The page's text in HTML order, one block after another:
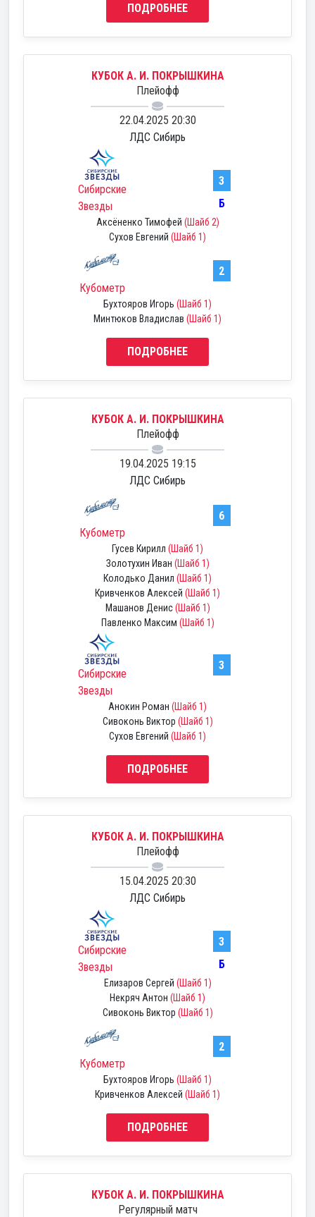
ПОДРОБНЕЕ
Сибирские
Звезды
3
Б
Аксёненко Тимофей (Шайб 2)
Сухов Евгений (Шайб 1)
КУБОК А. И. ПОКРЫШКИНА
Плейофф
22.04.2025 20:30
ЛДС Сибирь
2
Кубометр
Бухтояров Игорь (Шайб 1)
Минтюков Владислав (Шайб 1)
ПОДРОБНЕЕ
Кубометр
6
Гусев Кирилл (Шайб 1)
Золотухин Иван (Шайб 1)
Колодько Данил (Шайб 1)
Кривченков Алексей (Шайб 1)
Машанов Денис(Шайб 1)
Павленко Максим (Шайб 1)
КУБОК А. И. ПОКРЫШКИНА
Плейофф
19.04.2025 19:15
ЛДС Сибирь
3
Сибирские
Звезды
Анокин Роман (Шайб 1)
Сивоконь Виктор (Шайб 1)
Сухов Евгений (Шайб 1)
ПОДРОБНЕЕ
Сибирские
Звезды
3
Б
Елизаров Сергей (Шайб 1)
Некряч Антон (Шайб 1)
Сивоконь Виктор (Шайб 1)
КУБОК А. И. ПОКРЫШКИНА
Плейофф
15.04.2025 20:30
ЛДС Сибирь
2
Кубометр
Бухтояров Игорь (Шайб 1)
Кривченков Алексей (Шайб 1)
ПОДРОБНЕЕ
КУБОК А. И. ПОКРЫШКИНА
Регулярный матч